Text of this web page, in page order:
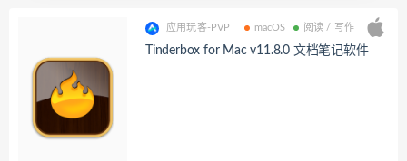
应用玩客-PVP macOS 阅读 / 写作
Tinderbox for Mac v11.8.0 文档笔记软件